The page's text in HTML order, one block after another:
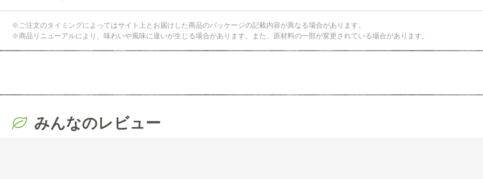
※ご注文のタイミングによってはサイト上とお届けした商品のパッケージの記載内容が異なる場合があります。
※商品リニューアルにより、味わいや風味に違いが生じる場合があります。また、原材料の一部が変更されている場合があります。
みんなのレビュー